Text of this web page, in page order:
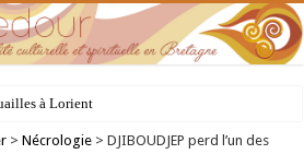
à Lorient
Dol, père de la Bretagne chrétienne
> Nécrologie > DJIBOUDJEP perd l’un des